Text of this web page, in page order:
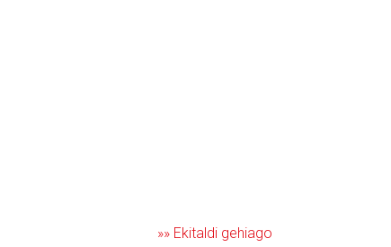
»» Ekitaldi gehiago